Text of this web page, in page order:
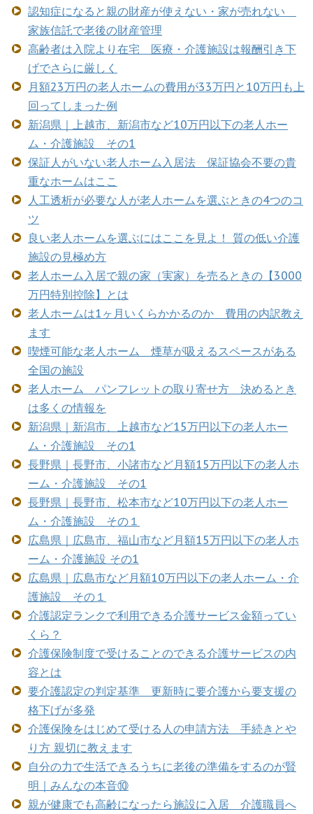
認知症になると親の財産が使えない・家が売れない
家族信託で老後の財産管理
高齢者は入院より在宅 医療・介護施設は報酬引き下
げでさらに厳しく
月額23万円の老人ホームの費用が33万円と10万円も上
回ってしまった例
新潟県｜上越市、新潟市など10万円以下の老人ホー
ム・介護施設 その1
保証人がいない老人ホーム入居法 保証協会不要の貴
重なホームはここ
人工透析が必要な人が老人ホームを選ぶときの4つのコ
ツ
良い老人ホームを選ぶにはここを見よ！ 質の低い介護
施設の見極め方
老人ホーム入居で親の家（実家）を売るときの【3000
万円特別控除】とは
老人ホームは1ヶ月いくらかかるのか 費用の内訳教え
ます
喫煙可能な老人ホーム 煙草が吸えるスペースがある
全国の施設
老人ホーム パンフレットの取り寄せ方 決めるとき
は多くの情報を
新潟県｜新潟市、上越市など15万円以下の老人ホー
ム・介護施設 その1
長野県｜長野市、小諸市など月額15万円以下の老人ホ
ーム・介護施設 その1
長野県｜長野市、松本市など10万円以下の老人ホー
ム・介護施設 その１
広島県｜広島市、福山市など月額15万円以下の老人ホ
ーム・介護施設 その1
広島県｜広島市など月額10万円以下の老人ホーム・介
護施設 その１
介護認定ランクで利用できる介護サービス金額ってい
くら？
介護保険制度で受けることのできる介護サービスの内
容とは
要介護認定の判定基準 更新時に要介護から要支援の
格下げが多発
介護保険をはじめて受ける人の申請方法 手続きとや
り方 親切に教えます
自分の力で生活できるうちに老後の準備をするのが賢
明｜みんなの本音⑩
親が健康でも高齢になったら施設に入居 介護職員へ